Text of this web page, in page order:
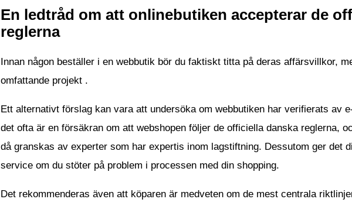
En ledtråd om att onlinebutiken accepterar de
reglerna
Innan någon beställer i en webbutik bör du faktiskt titta på deras affärsvillkor,
omfattande projekt .
Ett alternativt förslag kan vara att undersöka om webbutiken har verifierats av
det ofta är en försäkran om att webshopen följer de officiella danska reglerna,
då granskas av experter som har expertis inom lagstiftning. Dessutom ger det
service om du stöter på problem i processen med din shopping.
Det rekommenderas även att köparen är medveten om de mest centrala